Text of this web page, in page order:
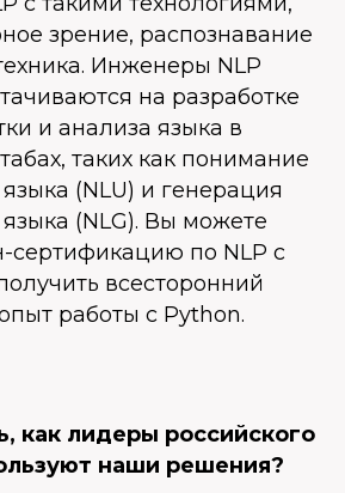
зрение, распознавание
Инженеры NLP
на разработке
и анализа языка в
таких как понимание
(NLU) и генерация
языка (NLG). Вы можете
сертификацию по NLP с
всесторонний
работы с Python.
как лидеры российского
наши решения?